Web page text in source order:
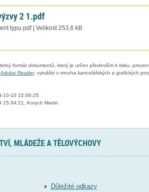
2 1.pdf
typu pdf | Velikost 253,6 kB
formát dokumentů, který je určen především k tisku,
Adobe Reader, vytvářet v mnoha kancelářských a grafických
10-10 22:06:25
15:34:21, Korych Martin
MLÁDEŽE A TĚLOVÝCHOVY
Důležité odkazy